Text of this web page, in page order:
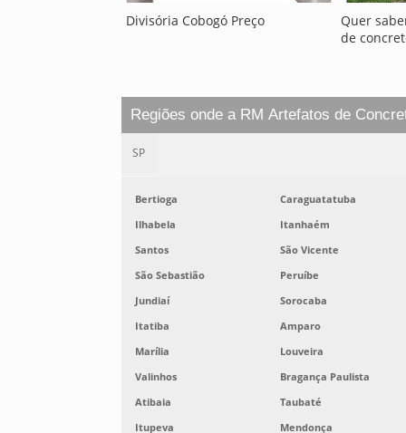
Divisória Cobogó Preço
Quer
de
Regiões onde a RM Artefatos de
SP
Bertioga
Caraguatatuba
Ilhabela
Itanhaém
Santos
São Vicente
São Sebastião
Peruíbe
Jundiaí
Sorocaba
Itatiba
Amparo
Marília
Louveira
Valinhos
Bragança Paulista
Atibaia
Taubaté
Itupeva
Mendonça